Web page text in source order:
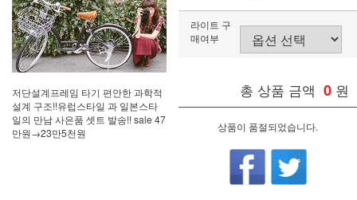
저단설계프레임 타기 편안한 과학적
설계 구조!!유럽스타일 과 일본스타
일의 만남 사은품 셋트 발송!! sale 47
만원→23만5천원
라이트 구
매여부
총 상품 금액 0 원
상품이 품절되었습니다.